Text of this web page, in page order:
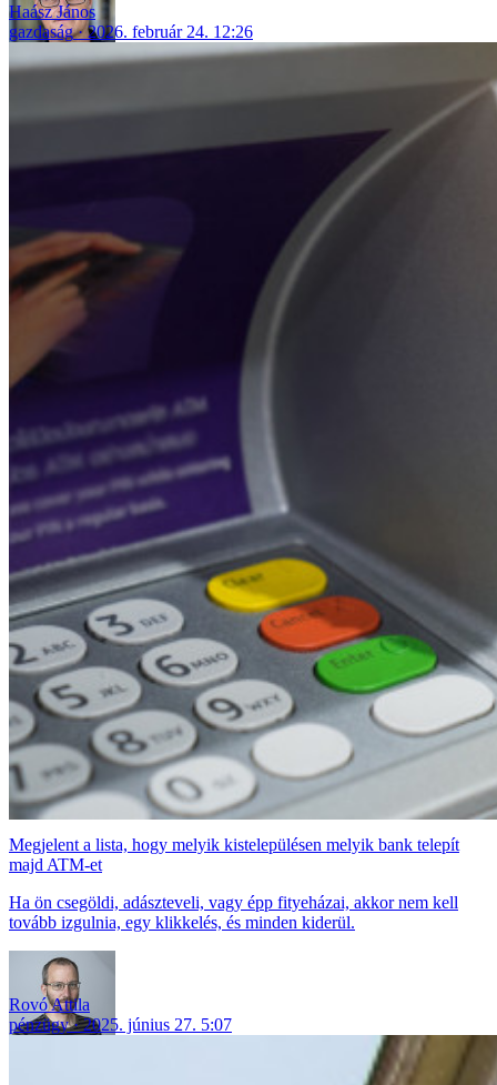
Haász János
gazdaság
2026. február 24. 12:26
Megjelent a lista, hogy melyik kistelepülésen melyik bank telepít
majd ATM-et
Ha ön csegöldi, adászteveli, vagy épp fityeházai, akkor nem kell
tovább izgulnia, egy klikkelés, és minden kiderül.
Rovó Attila
pénzügy
2025. június 27. 5:07